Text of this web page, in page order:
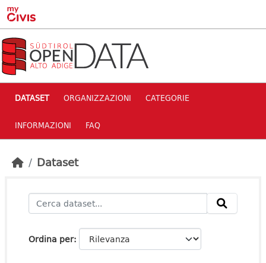
Skip to main content
DATASET ORGANIZZAZIONI CATEGORIE
INFORMAZIONI FAQ
Dataset
Ordina per